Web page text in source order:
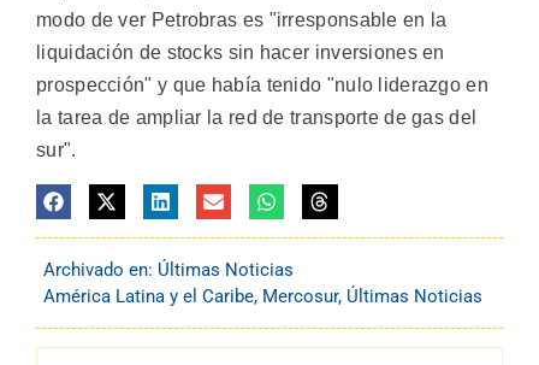
modo de ver Petrobras es "irresponsable en la
liquidación de stocks sin hacer inversiones en
prospección" y que había tenido "nulo liderazgo en
la tarea de ampliar la red de transporte de gas del
sur".
Archivado en: Últimas Noticias
América Latina y el Caribe, Mercosur, Últimas Noticias